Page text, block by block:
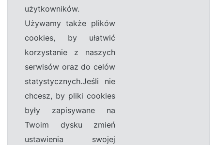
użytkowników.
Używamy także plików
cookies, by ułatwić
korzystanie z naszych
serwisów oraz do celów
statystycznych.Jeśli nie
chcesz, by pliki cookies
były zapisywane na
Twoim dysku zmień
ustawienia swojej